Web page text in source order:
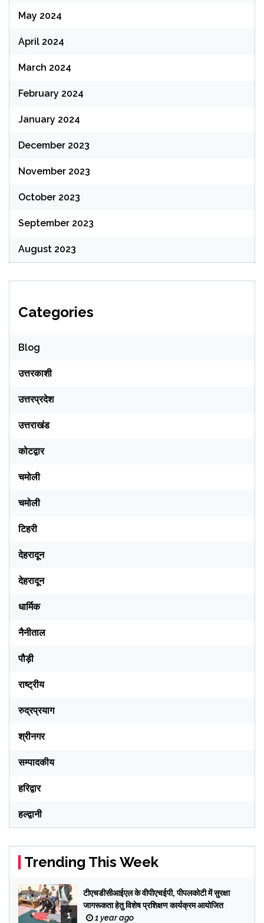
May 2024
April 2024
March 2024
February 2024
January 2024
December 2023
November 2023
October 2023
September 2023
August 2023
Categories
Blog
उत्तरकाशी
उत्तरप्रदेश
उत्तराखंड
कोटद्वार
चमोली
चमोली
टिहरी
देहरादून
देहरादून
धार्मिक
नैनीताल
पौड़ी
राष्ट्रीय
रुद्रप्रयाग
श्रीनगर
सम्पादकीय
हरिद्वार
हल्द्वानी
Trending This Week
1
टीएचडीसीआईएल के वीपीएचईपी, पीपलकोटी में सुरक्षा
जागरूकता हेतु विशेष प्रशिक्षण कार्यक्रम आयोजित
1 year ago